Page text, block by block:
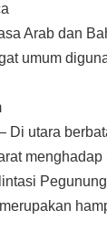
Arab dan
umum
Di utara
menghadap